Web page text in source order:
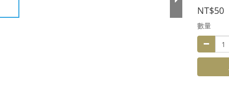
NT$50
數量